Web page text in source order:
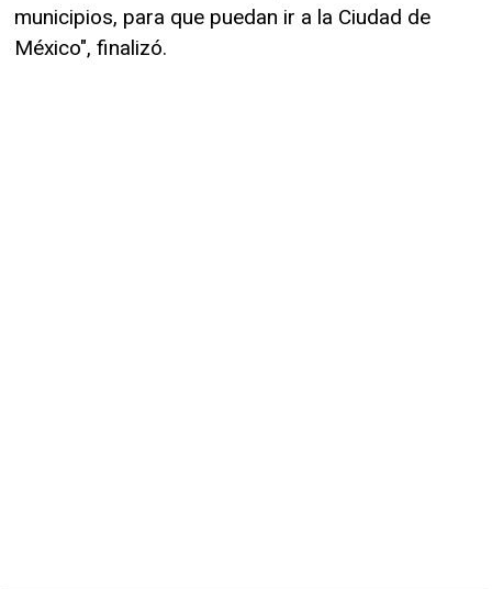
municipios, para que puedan ir a la Ciudad de
México", finalizó.